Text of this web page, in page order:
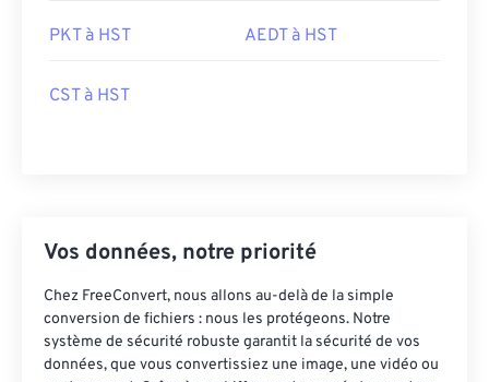
PKT à HST AEDT à HST
CST à HST
Vos données, notre priorité
Chez FreeConvert, nous allons au-delà de la simple
conversion de fichiers : nous les protégeons. Notre
système de sécurité robuste garantit la sécurité de vos
données, que vous convertissiez une image, une vidéo ou